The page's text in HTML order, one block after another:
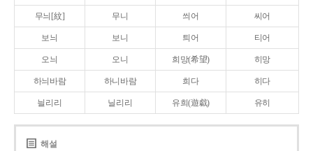
무늬[紋] 무니 씌어 씨어
보늬 보니 틔어 티어
오늬 오니 희망(希望) 히망
하늬바람 하니바람 희다 히다
늴리리 닐리리 유희(遊戱) 유히
해설